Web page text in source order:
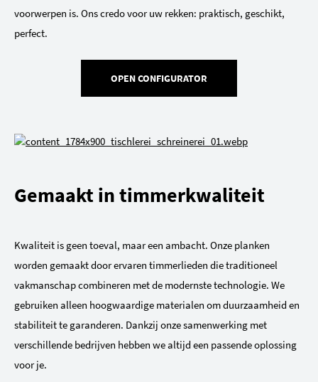
voorwerpen is. Ons credo voor uw rekken: praktisch, geschikt,
perfect.
OPEN CONFIGURATOR
Gemaakt in timmerkwaliteit
Kwaliteit is geen toeval, maar een ambacht. Onze planken
worden gemaakt door ervaren timmerlieden die traditioneel
vakmanschap combineren met de modernste technologie. We
gebruiken alleen hoogwaardige materialen om duurzaamheid en
stabiliteit te garanderen. Dankzij onze samenwerking met
verschillende bedrijven hebben we altijd een passende oplossing
voor je.